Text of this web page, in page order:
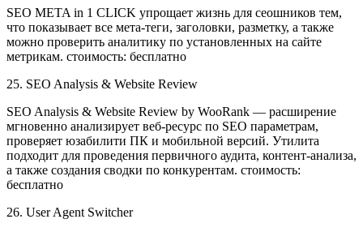
SEO META in 1 CLICK упрощает жизнь для сеошников тем,
что показывает все мета-теги, заголовки, разметку, а также
можно проверить аналитику по установленных на сайте
метрикам. стоимость: бесплатно
25. SEO Analysis & Website Review
SEO Analysis & Website Review by WooRank — расширение
мгновенно анализирует веб-ресурс по SEO параметрам,
проверяет юзабилити ПК и мобильной версий. Утилита
подходит для проведения первичного аудита, контент-анализа,
а также создания сводки по конкурентам. стоимость:
бесплатно
26. User Agent Switcher